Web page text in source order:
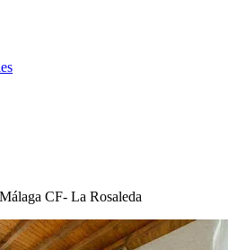
CF- La Rosaleda